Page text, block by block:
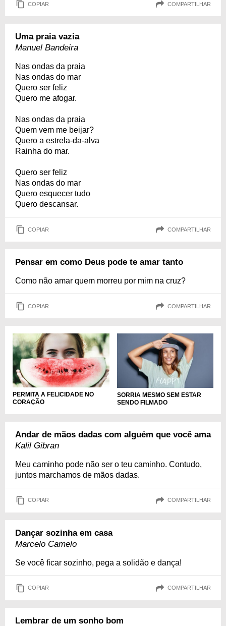
COPIAR COMPARTILHAR
Uma praia vazia
Manuel Bandeira
Nas ondas da praia
Nas ondas do mar
Quero ser feliz
Quero me afogar.
Nas ondas da praia
Quem vem me beijar?
Quero a estrela-da-alva
Rainha do mar.
Quero ser feliz
Nas ondas do mar
Quero esquecer tudo
Quero descansar.
COPIAR COMPARTILHAR
Pensar em como Deus pode te amar tanto
Como não amar quem morreu por mim na cruz?
COPIAR COMPARTILHAR
PERMITA A FELICIDADE NO
CORAÇÃO
SORRIA MESMO SEM ESTAR
SENDO FILMADO
Andar de mãos dadas com alguém que você ama
Kalil Gibran
Meu caminho pode não ser o teu caminho. Contudo,
juntos marchamos de mãos dadas.
COPIAR COMPARTILHAR
Dançar sozinha em casa
Marcelo Camelo
Se você ficar sozinho, pega a solidão e dança!
COPIAR COMPARTILHAR
Lembrar de um sonho bom